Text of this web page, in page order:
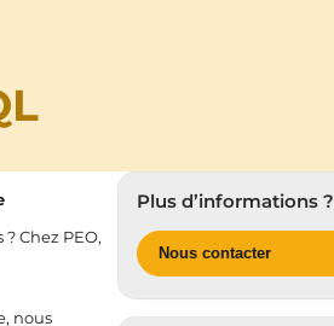
Chez PEO,
nous
Plus d’informations ?
Nous contacter